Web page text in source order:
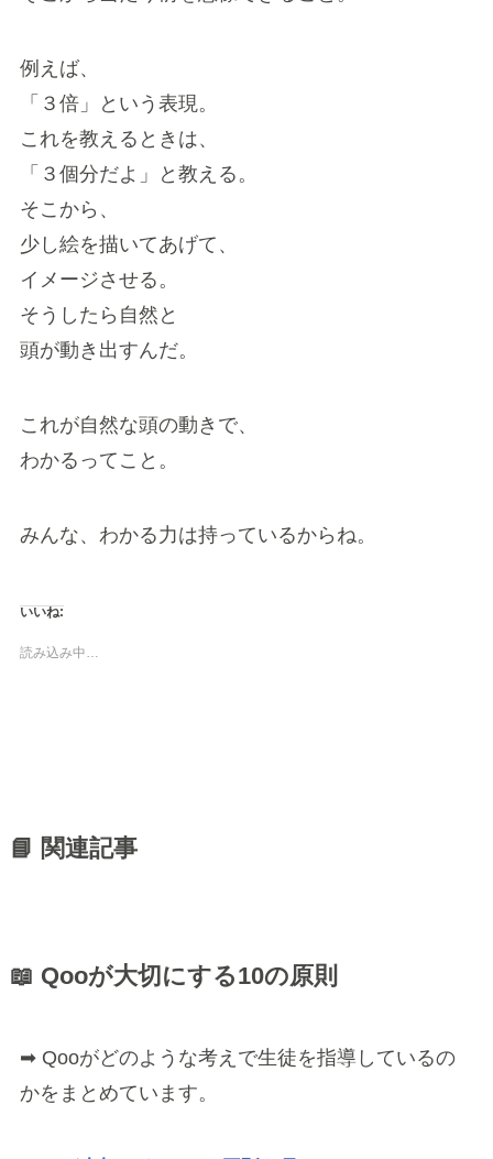
例えば、
「３倍」という表現。
これを教えるときは、
「３個分だよ」と教える。
そこから、
少し絵を描いてあげて、
イメージさせる。
そうしたら自然と
頭が動き出すんだ。
これが自然な頭の動きで、
わかるってこと。
みんな、わかる力は持っているからね。
いいね:
読み込み中…
📘 関連記事
📖 Qooが大切にする10の原則
➡ Qooがどのような考えで生徒を指導しているの
かをまとめています。